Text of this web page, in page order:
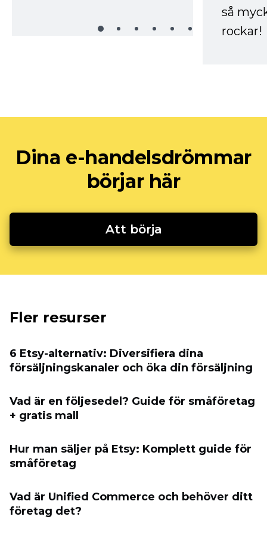
så
rockar!
Dina e-handelsdrömmar
börjar här
Att börja
Fler resurser
6 Etsy-alternativ: Diversifiera dina
försäljningskanaler och öka din försäljning
Vad är en följesedel? Guide för småföretag
+ gratis mall
Hur man säljer på Etsy: Komplett guide för
småföretag
Vad är Unified Commerce och behöver ditt
företag det?